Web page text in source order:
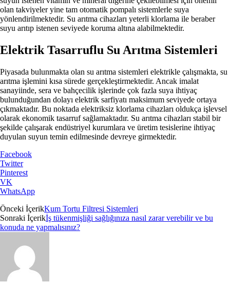
olan takviyeler yine tam otomatik pompalı sistemlerle suya
yönlendirilmektedir. Su arıtma cihazları yeterli klorlama ile beraber
suyu arıtıp istenen seviyede koruma altına alabilmektedir.
Elektrik Tasarruflu Su Arıtma Sistemleri
Piyasada bulunmakta olan su arıtma sistemleri elektrikle çalışmakta, su
arıtma işlemini kısa sürede gerçekleştirmektedir. Ancak imalat
sanayiinde, sera ve bahçecilik işlerinde çok fazla suya ihtiyaç
bulunduğundan dolayı elektrik sarfiyatı maksimum seviyede ortaya
çıkmaktadır. Bu noktada elektriksiz klorlama cihazları oldukça işlevsel
olarak ekonomik tasarruf sağlamaktadır. Su arıtma cihazları stabil bir
şekilde çalışarak endüstriyel kurumlara ve üretim tesislerine ihtiyaç
duyulan suyun temin edilmesinde devreye girmektedir.
Facebook
Twitter
Pinterest
VK
WhatsApp
Önceki İçerikKum Tortu Filtresi Sistemleri
Sonraki İçerikİş tükenmişliği sağlığınıza nasıl zarar verebilir ve bu
konuda ne yapmalısınız?